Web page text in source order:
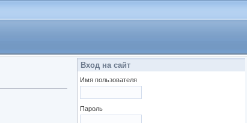
Вход на сайт
Имя пользователя
Пароль